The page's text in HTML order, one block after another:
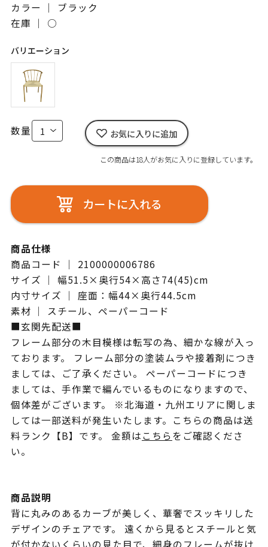
カラー ｜ ブラック
在庫 ｜ ○
バリエーション
数量 お気に入りに追加
この商品は18人がお気に入りに登録しています。
カートに入れる
商品仕様
商品コード ｜ 2100000006786
サイズ ｜ 幅51.5×奥行54×高さ74(45)cm
内寸サイズ ｜ 座面：幅44×奥行44.5cm
素材 ｜ スチール、ペーパーコード
■玄関先配送■
フレーム部分の木目模様は転写の為、細かな線が入っ
ております。 フレーム部分の塗装ムラや接着剤につき
ましては、ご了承ください。 ペーパーコードにつき
ましては、手作業で編んでいるものになりますので、
個体差がございます。 ※北海道・九州エリアに関しま
しては一部送料が発生いたします。こちらの商品は送
料ランク【B】です。 金額はこちらをご確認くださ
い。
商品説明
背に丸みのあるカーブが美しく、華奢でスッキリした
デザインのチェアです。 遠くから見るとスチールと気